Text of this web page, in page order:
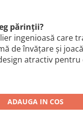
părinții?
ingenioasă care
de învățare și
atractiv pentru
ADAUGA IN COS